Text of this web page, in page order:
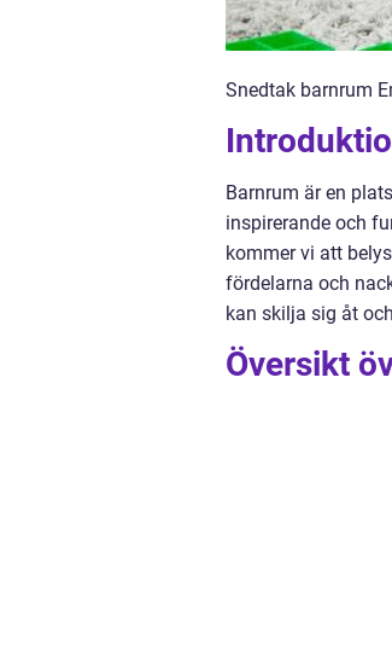
Snedtak barnrum
Barnrum är en
inspirerande och
kommer vi att
fördelarna och
kan skilja sig åt
Översikt